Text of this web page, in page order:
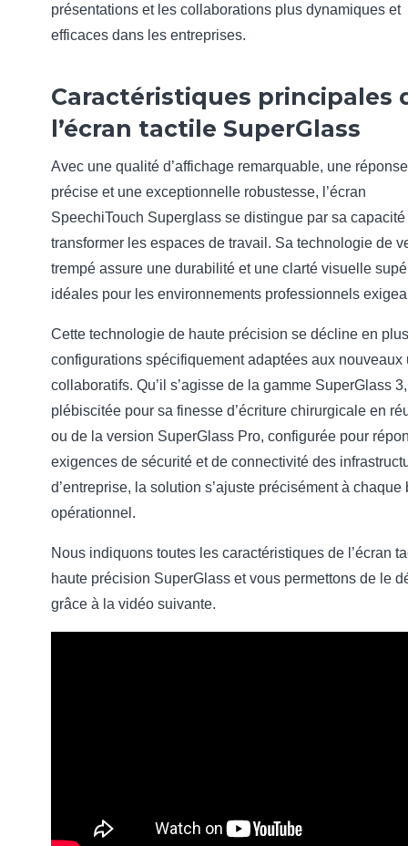
présentations et les collaborations plus dynamiques et
efficaces dans les entreprises.
Caractéristiques principales
l’écran tactile SuperGlass
Avec une qualité d’affichage remarquable, une
précise et une exceptionnelle robustesse, l’écran
SpeechiTouch Superglass se distingue par sa capacité
transformer les espaces de travail. Sa technologie de
trempé assure une durabilité et une clarté visuelle
idéales pour les environnements professionnels
Cette technologie de haute précision se décline en
configurations spécifiquement adaptées aux nouveaux
collaboratifs. Qu’il s’agisse de la gamme SuperGlass 3,
plébiscitée pour sa finesse d’écriture chirurgicale en
ou de la version SuperGlass Pro, configurée pour
exigences de sécurité et de connectivité des
d’entreprise, la solution s’ajuste précisément à chaque
opérationnel.
Nous indiquons toutes les caractéristiques de l’écran
haute précision SuperGlass et vous permettons de le
grâce à la vidéo suivante.